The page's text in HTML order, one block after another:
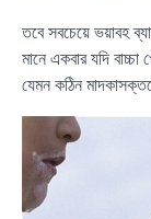
তবে সবচেয়ে ভয়াবহ
মানে একবার যদি
যেমন কঠিন